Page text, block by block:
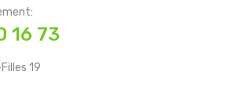
16 73
19